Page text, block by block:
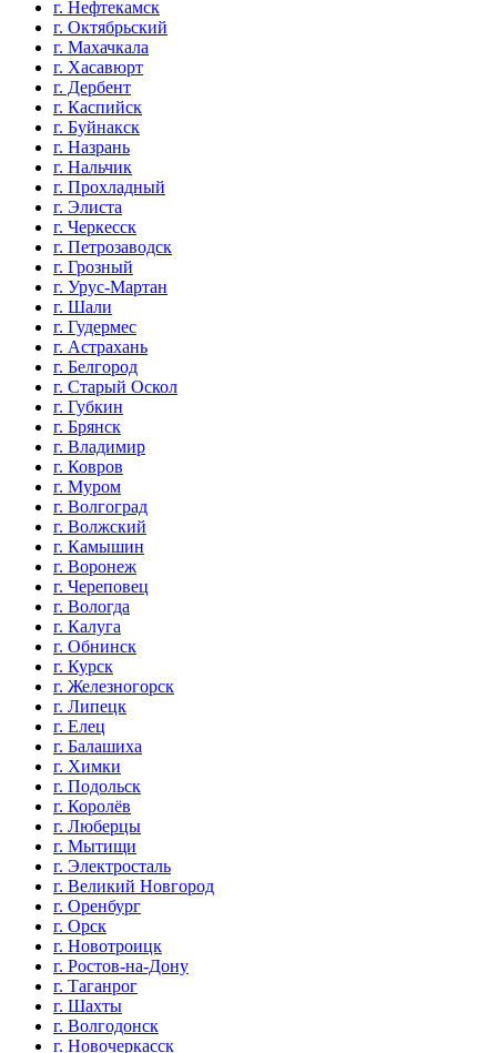
г. Нефтекамск
г. Октябрьский
г. Махачкала
г. Хасавюрт
г. Дербент
г. Каспийск
г. Буйнакск
г. Назрань
г. Нальчик
г. Прохладный
г. Элиста
г. Черкесск
г. Петрозаводск
г. Грозный
г. Урус-Мартан
г. Шали
г. Гудермес
г. Астрахань
г. Белгород
г. Старый Оскол
г. Губкин
г. Брянск
г. Владимир
г. Ковров
г. Муром
г. Волгоград
г. Волжский
г. Камышин
г. Воронеж
г. Череповец
г. Вологда
г. Калуга
г. Обнинск
г. Курск
г. Железногорск
г. Липецк
г. Елец
г. Балашиха
г. Химки
г. Подольск
г. Королёв
г. Люберцы
г. Мытищи
г. Электросталь
г. Великий Новгород
г. Оренбург
г. Орск
г. Новотроицк
г. Ростов-на-Дону
г. Таганрог
г. Шахты
г. Волгодонск
г. Новочеркасск